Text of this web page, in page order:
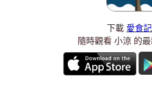
下載 愛食
隨時觀看 小涼 的